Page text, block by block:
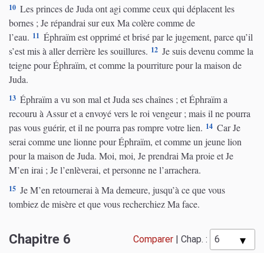
10 Les princes de Juda ont agi comme ceux qui déplacent les
bornes ; Je répandrai sur eux Ma colère comme de
l’eau. 11 Éphraïm est opprimé et brisé par le jugement, parce qu’il
s’est mis à aller derrière les souillures. 12 Je suis devenu comme la
teigne pour Éphraïm, et comme la pourriture pour la maison de
Juda.
13 Éphraïm a vu son mal et Juda ses chaînes ; et Éphraïm a
recouru à Assur et a envoyé vers le roi vengeur ; mais il ne pourra
pas vous guérir, et il ne pourra pas rompre votre lien. 14 Car Je
serai comme une lionne pour Éphraïm, et comme un jeune lion
pour la maison de Juda. Moi, moi, Je prendrai Ma proie et Je
M’en irai ; Je l’enlèverai, et personne ne l’arrachera.
15 Je M’en retournerai à Ma demeure, jusqu’à ce que vous
tombiez de misère et que vous recherchiez Ma face.
Chapitre 6 Comparer | Chap. :